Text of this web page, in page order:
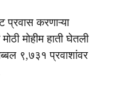
प्रवास करणाऱ्या
मोहीम हाती घेतली
९,७३१ प्रवाशांवर